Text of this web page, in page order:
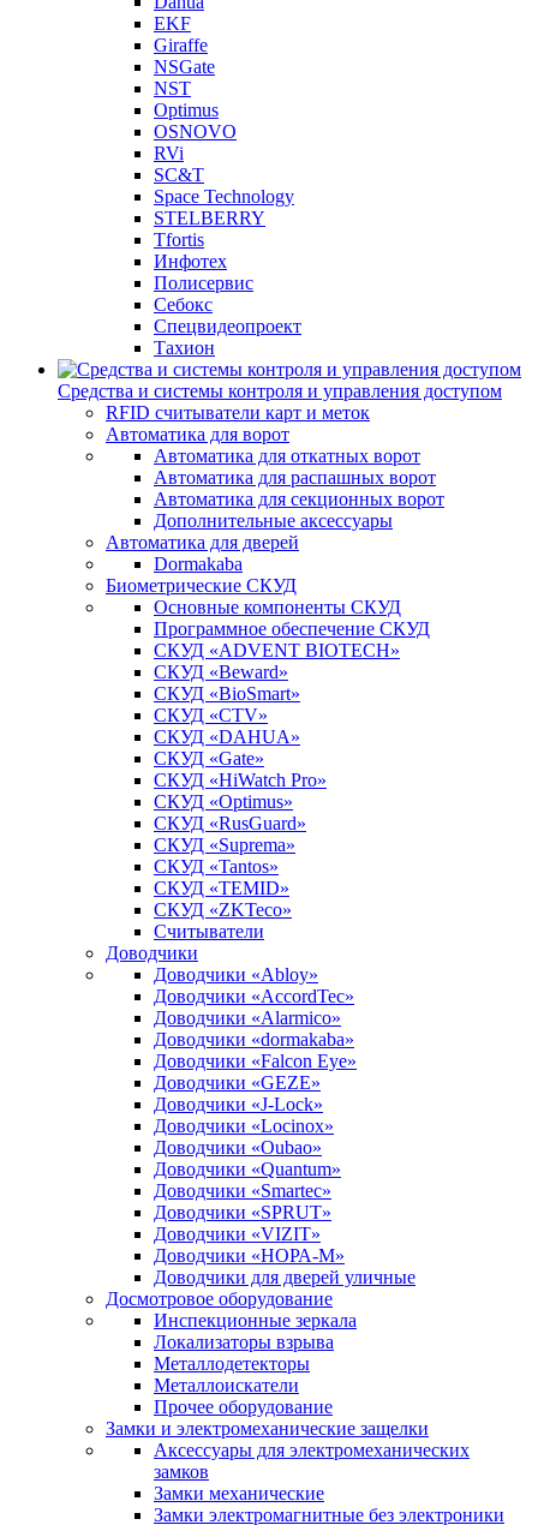
EKF
Giraffe
NSGate
NST
Optimus
OSNOVO
RVi
SC&T
Space Technology
STELBERRY
Tfortis
Инфотех
Полисервис
Себокс
Спецвидеопроект
Тахион
Средства и системы контроля и управления доступом
RFID считыватели карт и меток
Автоматика для ворот
Автоматика для откатных ворот
Автоматика для распашных ворот
Автоматика для секционных ворот
Дополнительные аксессуары
Автоматика для дверей
Dormakaba
Биометрические СКУД
Основные компоненты СКУД
Программное обеспечение СКУД
СКУД «ADVENT BIOTECH»
СКУД «Beward»
СКУД «BioSmart»
СКУД «CTV»
СКУД «DAHUA»
СКУД «Gate»
СКУД «HiWatch Pro»
СКУД «Optimus»
СКУД «RusGuard»
СКУД «Suprema»
СКУД «Tantos»
СКУД «TEMID»
СКУД «ZKTeco»
Считыватели
Доводчики
Доводчики «Abloy»
Доводчики «AccordTec»
Доводчики «Alarmico»
Доводчики «dormakaba»
Доводчики «Falcon Eye»
Доводчики «GEZE»
Доводчики «J-Lock»
Доводчики «Locinox»
Доводчики «Oubao»
Доводчики «Quantum»
Доводчики «Smartec»
Доводчики «SPRUT»
Доводчики «VIZIT»
Доводчики «НОРА-М»
Доводчики для дверей уличные
Досмотровое оборудование
Инспекционные зеркала
Локализаторы взрыва
Металлодетекторы
Металлоискатели
Прочее оборудование
Замки и электромеханические защелки
Аксессуары для электромеханических
замков
Замки механические
Замки электромагнитные без электроники